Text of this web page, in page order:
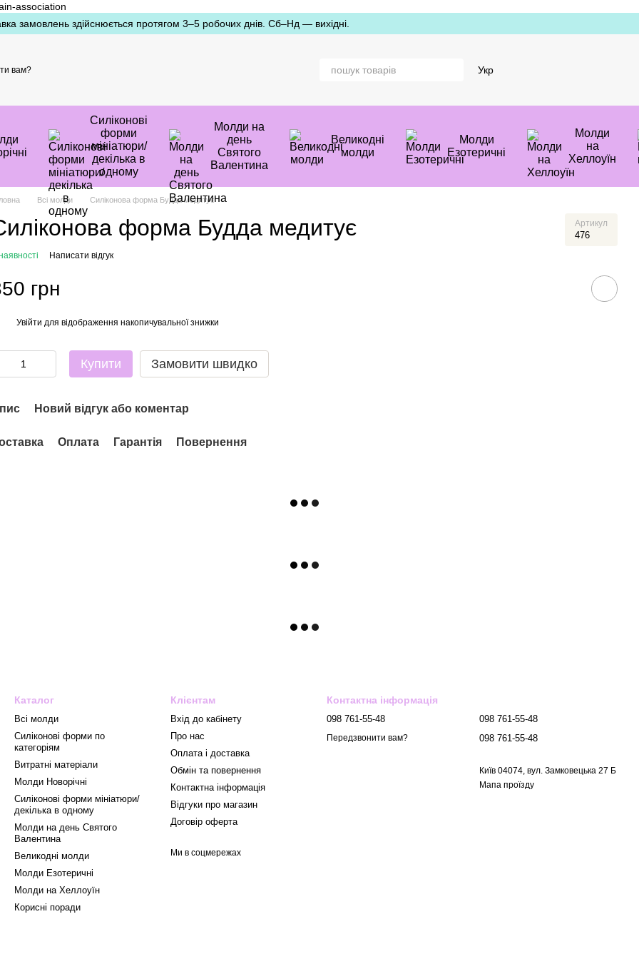
association
замовлень здійснюється протягом 3–5 робочих днів. Сб–Нд — вихідні.
вам? Укр
Силіконові
форми
мініатюри/
декілька в
одному
Молди на
день
Святого
Валентина
Великодні
молди
Молди
Езотеричні
Молди
на
Хеллоуїн
Всі молди Силіконова форма Будда медитує
форма Будда медитує Артикул
476
Написати відгук
грн
Увійти для відображення накопичувальної знижки
Купити Замовити швидко
Новий відгук або коментар
Оплата Гарантія Повернення
Каталог
Всі молди
Силіконові форми по
категоріям
Витратні матеріали
Mолди Новорічні
Силіконові форми мініатюри/
декілька в одному
Молди на день Святого
Валентина
Великодні молди
Молди Езотеричні
Молди на Хеллоуїн
Корисні поради
Клієнтам
Вхід до кабінету
Про нас
Оплата і доставка
Обмін та повернення
Контактна інформація
Відгуки про магазин
Договір оферта
Ми в соцмережах
Контактна інформація
098 761-55-48
Передзвонити вам?
098 761-55-48
098 761-55-48
Київ 04074, вул. Замковецька 27 Б
Мапа проїзду